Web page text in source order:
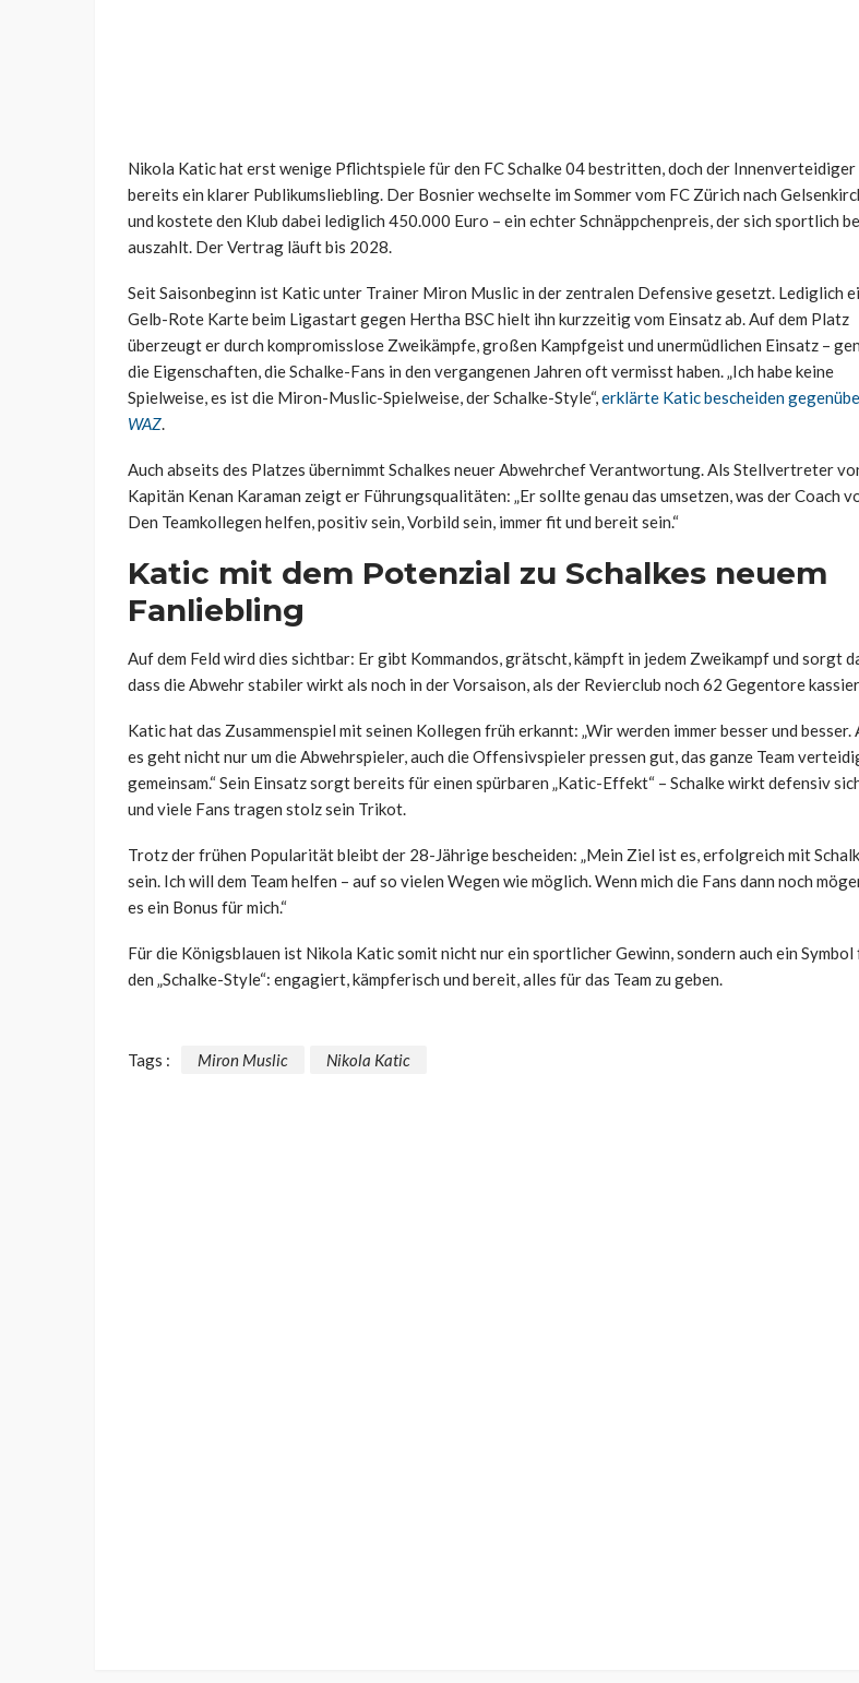
Nikola Katic hat erst wenige Pflichtspiele für den FC Schalke 04 bestritten, doch der
bereits ein klarer Publikumsliebling. Der Bosnier wechselte im Sommer vom FC Zürich nach
und kostete den Klub dabei lediglich 450.000 Euro – ein echter Schnäppchenpreis, der sich sportlich
auszahlt. Der Vertrag läuft bis 2028.
Seit Saisonbeginn ist Katic unter Trainer Miron Muslic in der zentralen Defensive gesetzt. Lediglich
Gelb-Rote Karte beim Ligastart gegen Hertha BSC hielt ihn kurzzeitig vom Einsatz ab. Auf dem Platz
überzeugt er durch kompromisslose Zweikämpfe, großen Kampfgeist und unermüdlichen Einsatz –
die Eigenschaften, die Schalke-Fans in den vergangenen Jahren oft vermisst haben. „Ich habe keine
Spielweise, es ist die Miron-Muslic-Spielweise, der Schalke-Style“,erklärte Katic bescheiden
WAZ.
Auch abseits des Platzes übernimmt Schalkes neuer Abwehrchef Verantwortung. Als Stellvertreter
Kapitän Kenan Karaman zeigt er Führungsqualitäten: „Er sollte genau das umsetzen, was der Coach
Den Teamkollegen helfen, positiv sein, Vorbild sein, immer fit und bereit sein.“
Katic mit dem Potenzial zu Schalkes neuem
Fanliebling
Auf dem Feld wird dies sichtbar: Er gibt Kommandos, grätscht, kämpft in jedem Zweikampf und sorgt
dass die Abwehr stabiler wirkt als noch in der Vorsaison, als der Revierclub noch 62 Gegentore
Katic hat das Zusammenspiel mit seinen Kollegen früh erkannt: „Wir werden immer besser und besser.
es geht nicht nur um die Abwehrspieler, auch die Offensivspieler pressen gut, das ganze Team
gemeinsam.“ Sein Einsatz sorgt bereits für einen spürbaren „Katic-Effekt“ – Schalke wirkt defensiv
und viele Fans tragen stolz sein Trikot.
Trotz der frühen Popularität bleibt der 28-Jährige bescheiden: „Mein Ziel ist es, erfolgreich mit
sein. Ich will dem Team helfen – auf so vielen Wegen wie möglich. Wenn mich die Fans dann noch
es ein Bonus für mich.“
Für die Königsblauen ist Nikola Katic somit nicht nur ein sportlicher Gewinn, sondern auch ein Symbol
den „Schalke-Style“: engagiert, kämpferisch und bereit, alles für das Team zu geben.
Tags : Miron Muslic Nikola Katic